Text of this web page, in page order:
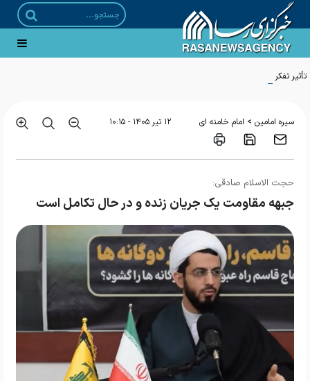
تأثیر تفکر امام راحل بر تحولات جهان
سیره امامین > امام خامنه ای ۱۲ تير ۱۴۰۵ - ۱۰:۱۵
حجت الاسلام صادقی:
جبهه مقاومت یک جریان زنده و در حال تکامل است